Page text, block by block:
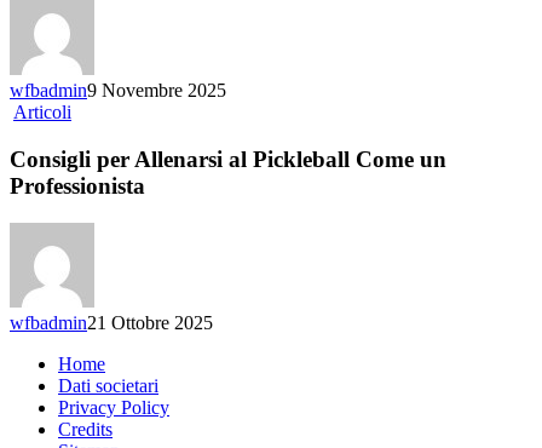
Pickleball
wfbadmin9 Novembre 2025
Articoli
Allenarsi
al
Pickleball
Come
Consigli per Allenarsi al Pickleball Come un
Professionista
wfbadmin21 Ottobre 2025
Home
Dati societari
Privacy Policy
Credits